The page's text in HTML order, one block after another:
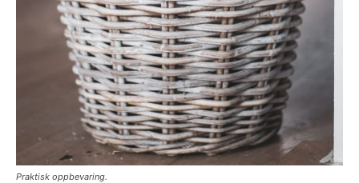
Praktisk oppbevaring.